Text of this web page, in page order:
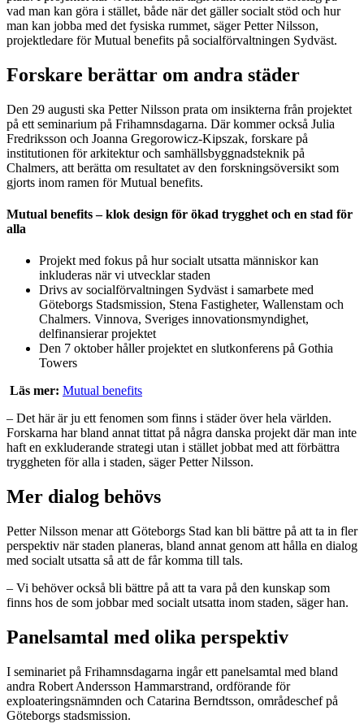
vad man kan göra i stället, både när det gäller socialt stöd och hur
man kan jobba med det fysiska rummet, säger Petter Nilsson,
projektledare för Mutual benefits på socialförvaltningen Sydväst.
Forskare berättar om andra städer
Den 29 augusti ska Petter Nilsson prata om insikterna från projektet
på ett seminarium på Frihamnsdagarna. Där kommer också Julia
Fredriksson och Joanna Gregorowicz-Kipszak, forskare på
institutionen för arkitektur och samhällsbyggnadsteknik på
Chalmers, att berätta om resultatet av den forskningsöversikt som
gjorts inom ramen för Mutual benefits.
Mutual benefits – klok design för ökad trygghet och en stad för
alla
Projekt med fokus på hur socialt utsatta människor kan
inkluderas när vi utvecklar staden
Drivs av socialförvaltningen Sydväst i samarbete med
Göteborgs Stadsmission, Stena Fastigheter, Wallenstam och
Chalmers. Vinnova, Sveriges innovationsmyndighet,
delfinansierar projektet
Den 7 oktober håller projektet en slutkonferens på Gothia
Towers
Läs mer: Mutual benefits
– Det här är ju ett fenomen som finns i städer över hela världen.
Forskarna har bland annat tittat på några danska projekt där man inte
haft en exkluderande strategi utan i stället jobbat med att förbättra
tryggheten för alla i staden, säger Petter Nilsson.
Mer dialog behövs
Petter Nilsson menar att Göteborgs Stad kan bli bättre på att ta in fler
perspektiv när staden planeras, bland annat genom att hålla en dialog
med socialt utsatta så att de får komma till tals.
– Vi behöver också bli bättre på att ta vara på den kunskap som
finns hos de som jobbar med socialt utsatta inom staden, säger han.
Panelsamtal med olika perspektiv
I seminariet på Frihamnsdagarna ingår ett panelsamtal med bland
andra Robert Andersson Hammarstrand, ordförande för
exploateringsnämnden och Catarina Berndtsson, områdeschef på
Göteborgs stadsmission.